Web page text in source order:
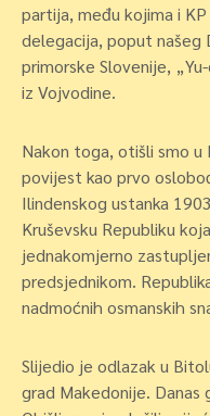
partija, među kojima i
delegacija, poput našeg
primorske Slovenije,
iz Vojvodine.
Nakon toga, otišli smo
povijest kao prvo
Ilindenskog ustanka
Kruševsku Republiku
jednakomjerno
predsjednikom.
nadmoćnih osmanskih
Slijedio je odlazak u
grad Makedonije. Danas